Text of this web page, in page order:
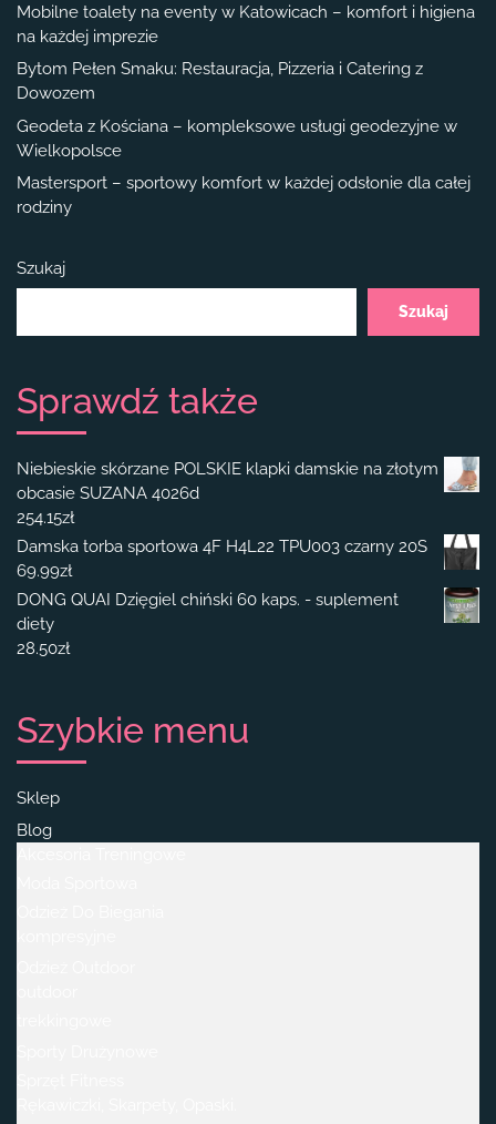
Mobilne toalety na eventy w Katowicach – komfort i higiena
na każdej imprezie
Bytom Pełen Smaku: Restauracja, Pizzeria i Catering z
Dowozem
Geodeta z Kościana – kompleksowe usługi geodezyjne w
Wielkopolsce
Mastersport – sportowy komfort w każdej odsłonie dla całej
rodziny
Szukaj
Szukaj
Sprawdź także
Niebieskie skórzane POLSKIE klapki damskie na złotym
obcasie SUZANA 4026d
254.15zł
Damska torba sportowa 4F H4L22 TPU003 czarny 20S
69.99zł
DONG QUAI Dzięgiel chiński 60 kaps. - suplement
diety
28.50zł
Szybkie menu
Sklep
Blog